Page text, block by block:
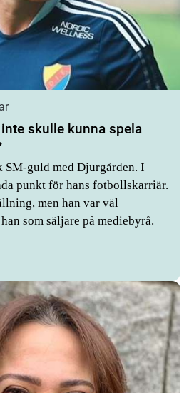
skulle kunna spela
guld med Djurgården. I
punkt för hans fotbollskarriär.
men han var väl
som säljare på mediebyrå.